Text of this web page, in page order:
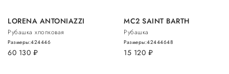
LORENA ANTONIAZZI
Рубашка хлопковая
60 130 руб.
Размеры:424446
MC2 SAINT BARTH
Рубашка
15 120 руб.
Размеры:42444648